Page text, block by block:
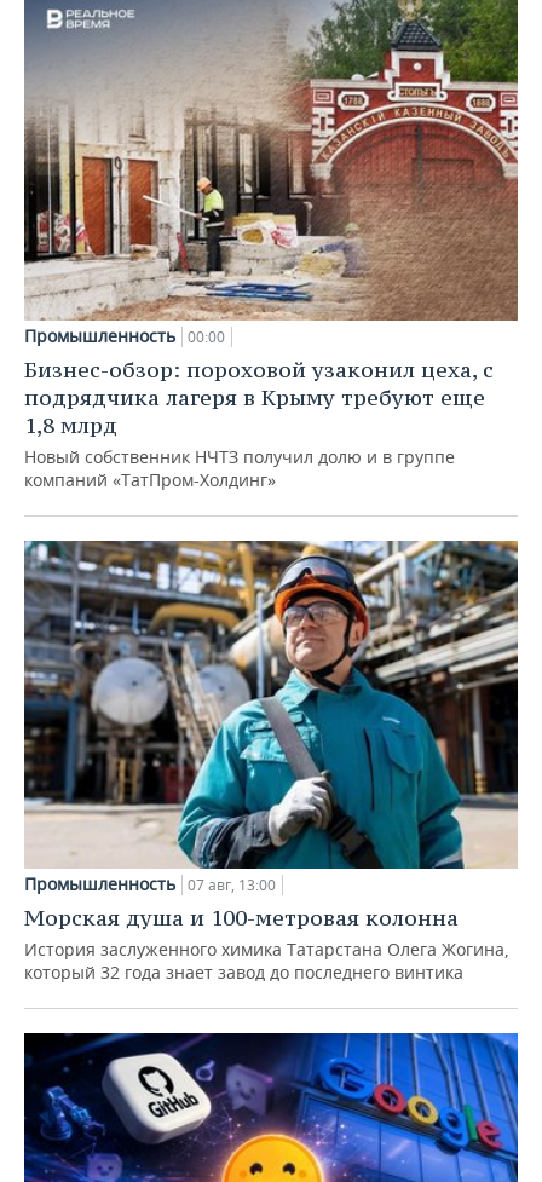
Промышленность 00:00
Бизнес-обзор: пороховой узаконил цеха, с
подрядчика лагеря в Крыму требуют еще
1,8 млрд
Новый собственник НЧТЗ получил долю и в группе
компаний «ТатПром-Холдинг»
Промышленность 07 авг, 13:00
Морская душа и 100-метровая колонна
История заслуженного химика Татарстана Олега Жогина,
который 32 года знает завод до последнего винтика